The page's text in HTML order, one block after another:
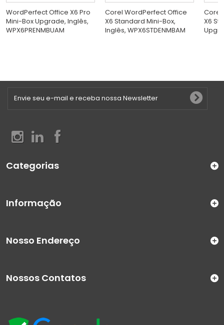
WordPerfect Office X6 Pro
Mini-Box Upgrade, Inglês,
WPX6PRENMBUAM
Corel WordPerfect Office
X6 Standard Mini-Box,
Inglês, WPX6STDENMBAM
Corel
X6
Categorias
Informação
Nosso Endereço
Nossos Contatos